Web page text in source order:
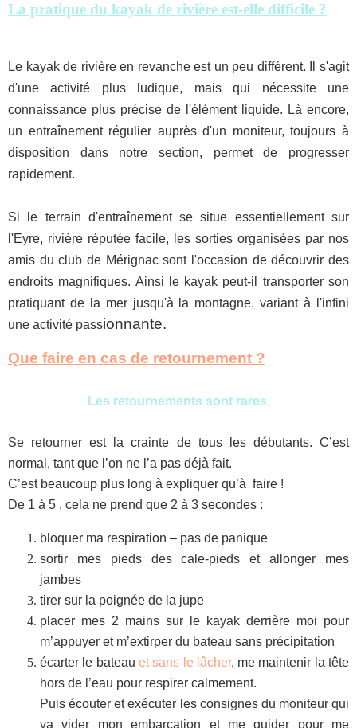
La pratique du kayak de rivière est-elle difficile ?
Le kayak de rivière en revanche est un peu différent. Il s'agit
d'une activité plus ludique, mais qui nécessite une
connaissance plus précise de l'élément liquide. Là encore,
un entraînement régulier auprès d'un moniteur, toujours à
disposition dans notre section, permet de progresser
rapidement.
Si le terrain d'entraînement se situe essentiellement sur
l'Eyre, rivière réputée facile, les sorties organisées par nos
amis du club de Mérignac sont l'occasion de découvrir des
endroits magnifiques. Ainsi le kayak peut-il transporter son
pratiquant de la mer jusqu'à la montagne, variant à l'infini
une activité passionnante.
Que faire en cas de retournement ?
Les retournements sont rares.
Se retourner est la crainte de tous les débutants. C’est
normal, tant que l’on ne l’a pas déjà fait.
C’est beaucoup plus long à expliquer qu’à faire !
De 1 à 5 , cela ne prend que 2 à 3 secondes :
bloquer ma respiration – pas de panique
sortir mes pieds des cale-pieds et allonger mes
jambes
tirer sur la poignée de la jupe
placer mes 2 mains sur le kayak derrière moi pour
m’appuyer et m’extirper du bateau sans précipitation
écarter le bateau et sans le lâcher, me maintenir la tête
hors de l’eau pour respirer calmement.
Puis écouter et exécuter les consignes du moniteur qui
va vider mon embarcation et me guider pour me